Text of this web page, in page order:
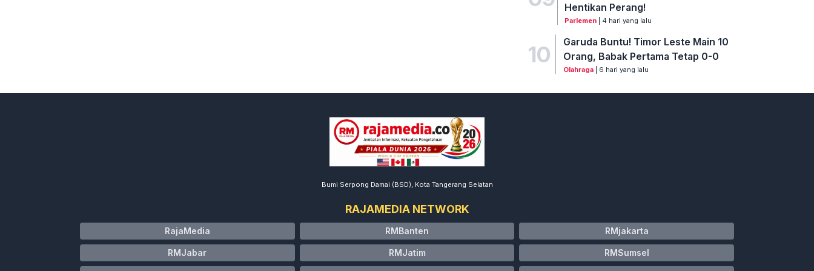
Hentikan Perang!
Parlemen | 4 hari yang lalu
10
Garuda Buntu! Timor Leste Main 10
Orang, Babak Pertama Tetap 0-0
Olahraga| 6 hari yang lalu
Bumi Serpong Damai (BSD), Kota Tangerang Selatan
RAJAMEDIA NETWORK
RajaMedia RMBanten RMjakarta
RMJabar RMJatim RMSumsel